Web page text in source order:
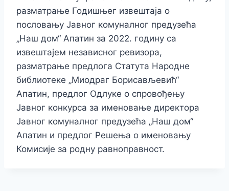
разматрање Годишњег извештаја о
пословању Јавног комуналног предузећа
„Наш дом“ Апатин за 2022. годину са
извештајем независног ревизора,
разматрање предлога Статута Народне
библиотеке „Миодраг Борисављевић“
Апатин, предлог Одлуке о спровођењу
Јавног конкурса за именовање директора
Јавног комуналног предузећа „Наш дом“
Апатин и предлог Решења о именовању
Комисије за родну равноправност.